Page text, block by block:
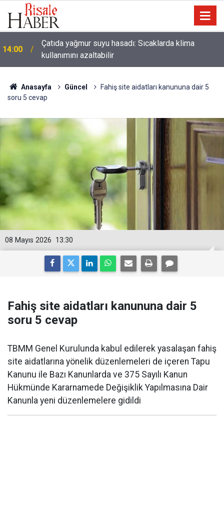
14:00
Çatıda yağmur suyu hasadı: Sıcaklarda klima
kullanımını azaltabilir
Anasayfa Güncel
Fahiş site aidatları kanununa dair 5
soru 5 cevap
13:30
08 Mayıs 2026
Fahiş site aidatları kanununa dair 5
soru 5 cevap
TBMM Genel Kurulunda kabul edilerek yasalaşan fahiş
site aidatlarına yönelik düzenlemeleri de içeren Tapu
Kanunu ile Bazı Kanunlarda ve 375 Sayılı Kanun
Hükmünde Kararnamede Değişiklik Yapılmasına Dair
Kanunla yeni düzenlemelere gidildi